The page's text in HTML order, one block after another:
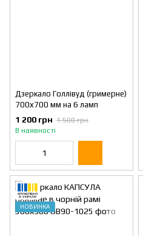
Дзеркало Голлівуд (гримерне)
700х700 мм на 6 ламп
1 200 грн 1 500 грн
В наявності
НОВИНКА